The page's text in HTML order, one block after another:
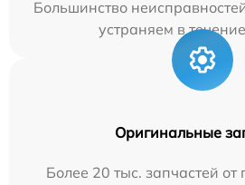
Большинство
устраняем в
Оригинальные
Более 20 тыс. запчастей от